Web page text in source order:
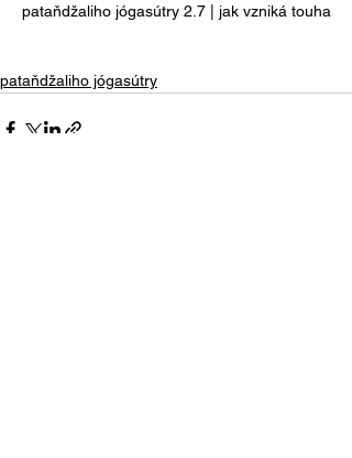
pataňdžaliho jógasútry 2.7 | jak vzniká touha
pataňdžaliho jógasútry